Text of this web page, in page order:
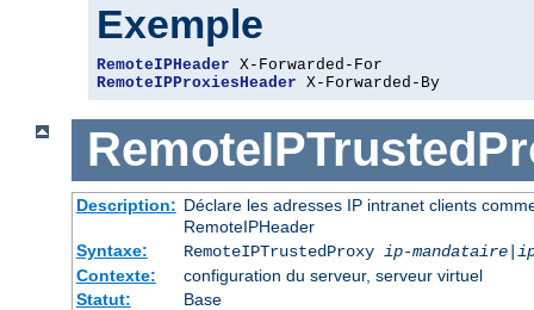
Exemple
RemoteIPHeader
RemoteIPProxiesHeader X-Forwarded-By
Description: Déclare les adresses IP intranet clients
RemoteIPHeader
Syntaxe:
RemoteIPTrustedProxy ip-mandataire|
Contexte:
configuration du serveur, serveur virtuel
Statut:
Base